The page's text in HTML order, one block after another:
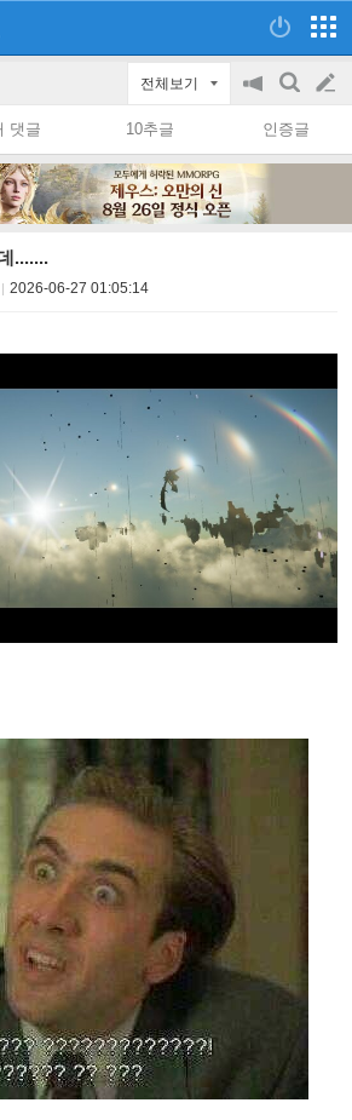
전체보기
공
on/off
검
색
글
쓰
댓글 10추글 인증글
.......
2026-06-27 01:05:14